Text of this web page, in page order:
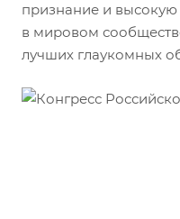
признание и высокую
в мировом
лучших глаукомных